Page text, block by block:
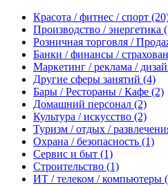
Красота / фитнес / спорт
Производство / энергетика
Розничная торговля /
Банки / финансы /
Маркетинг / реклама /
Другие сферы занятий (4)
Бары / Рестораны / Кафе (2)
Домашний персонал (2)
Культура / искусство (2)
Туризм / отдых /
Охрана / безопасность (1)
Сервис и быт (1)
Строительство (1)
ИТ / телеком / компьютеры